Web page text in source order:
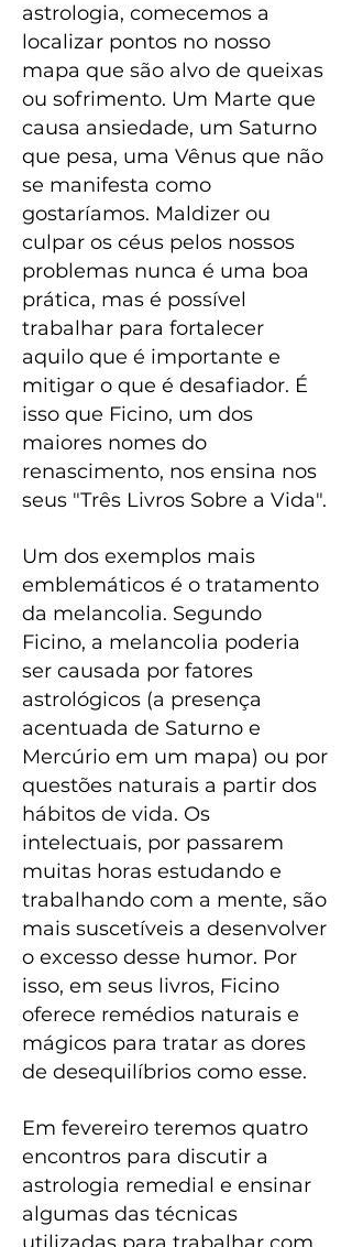
astrologia, comecemos a
localizar pontos no nosso
mapa que são alvo de queixas
ou sofrimento. Um Marte que
causa ansiedade, um Saturno
que pesa, uma Vênus que não
se manifesta como
gostaríamos. Maldizer ou
culpar os céus pelos nossos
problemas nunca é uma boa
prática, mas é possível
trabalhar para fortalecer
aquilo que é importante e
mitigar o que é desafiador. É
isso que Ficino, um dos
maiores nomes do
renascimento, nos ensina nos
seus "Três Livros Sobre a Vida".
Um dos exemplos mais
emblemáticos é o tratamento
da melancolia. Segundo
Ficino, a melancolia poderia
ser causada por fatores
astrológicos (a presença
acentuada de Saturno e
Mercúrio em um mapa) ou por
questões naturais a partir dos
hábitos de vida. Os
intelectuais, por passarem
muitas horas estudando e
trabalhando com a mente, são
mais suscetíveis a desenvolver
o excesso desse humor. Por
isso, em seus livros, Ficino
oferece remédios naturais e
mágicos para tratar as dores
de desequilíbrios como esse.
Em fevereiro teremos quatro
encontros para discutir a
astrologia remedial e ensinar
algumas das técnicas